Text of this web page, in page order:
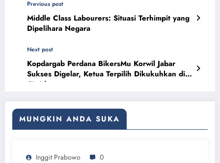
Previous post
Middle Class Labourers: Situasi Terhimpit yang
Dipelihara Negara
Next post
Kopdargab Perdana BikersMu Korwil Jabar
Sukses Digelar, Ketua Terpilih Dikukuhkan di
Ciwidey
MUNGKIN ANDA SUKA
Inggit Prabowo 0